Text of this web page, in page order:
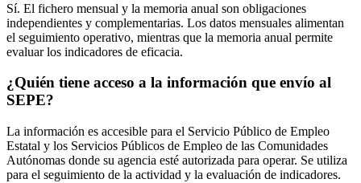
Sí. El fichero mensual y la memoria anual son obligaciones
independientes y complementarias. Los datos mensuales alimentan
el seguimiento operativo, mientras que la memoria anual permite
evaluar los indicadores de eficacia.
¿Quién tiene acceso a la información que envío al
SEPE?
La información es accesible para el Servicio Público de Empleo
Estatal y los Servicios Públicos de Empleo de las Comunidades
Autónomas donde su agencia esté autorizada para operar. Se utiliza
para el seguimiento de la actividad y la evaluación de indicadores.